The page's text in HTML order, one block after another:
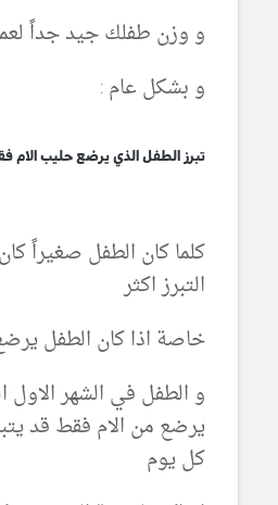
و وزن طفلك جيد جداً
و بشكل عام :
تبرز الطفل الذي يرضع حليب الام
كلما كان الطفل صغيراً
التبرز اكثر
خاصة اذا كان الطفل
و الطفل في الشهر الاول
كل يوم